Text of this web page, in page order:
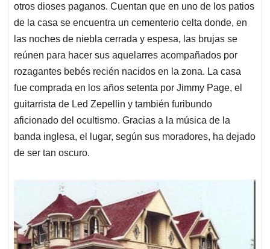
otros dioses paganos. Cuentan que en uno de los patios
de la casa se encuentra un cementerio celta donde, en
las noches de niebla cerrada y espesa, las brujas se
reúnen para hacer sus aquelarres acompañados por
rozagantes bebés recién nacidos en la zona. La casa
fue comprada en los años setenta por Jimmy Page, el
guitarrista de Led Zepellin y también furibundo
aficionado del ocultismo. Gracias a la música de la
banda inglesa, el lugar, según sus moradores, ha dejado
de ser tan oscuro.